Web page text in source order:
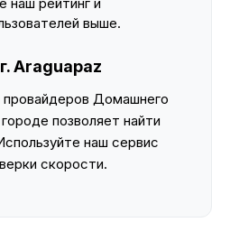
выше.
Araguapaz
провайдеров Домашнего
позволяет найти
наш сервис
скорости.